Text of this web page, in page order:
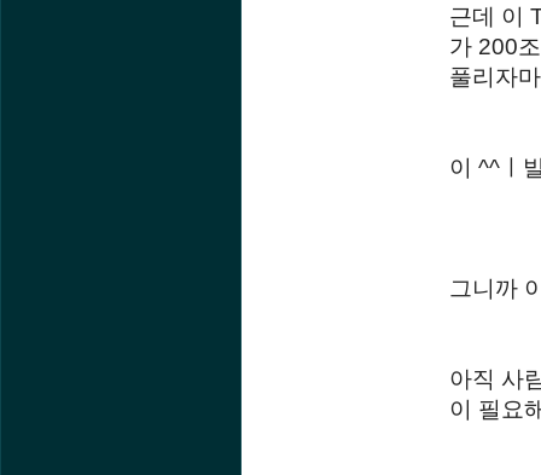
근데 이
가 200
풀리자
이 ^^ㅣ
그니까
아직 사
이 필요